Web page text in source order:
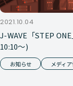
2021.10.04
J-WAVE「STEP
10:10～)
お知らせ メディ